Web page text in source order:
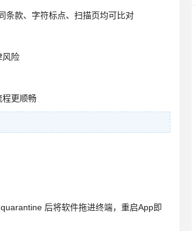
条款、字符标点、扫描页均可比对
风险
程更顺畅
后将软件拖进终端，重启App即